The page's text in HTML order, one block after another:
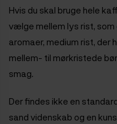
Hvis du skal bruge hele
vælge mellem lys rist, som
aromaer, medium rist, der
mellem- til mørkristede
smag.
Der findes ikke en
sand videnskab og en